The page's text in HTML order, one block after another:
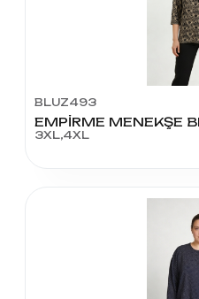
BLUZ493
3XL,4XL